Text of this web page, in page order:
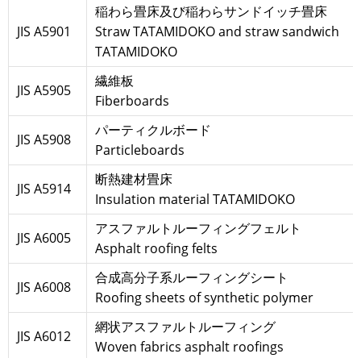
JIS A5901
稲わら畳床及び稲わらサンドイッチ畳床
Straw TATAMIDOKO and straw sandwich
TATAMIDOKO
JIS A5905
繊維板
Fiberboards
JIS A5908
パーティクルボード
Particleboards
JIS A5914
断熱建材畳床
Insulation material TATAMIDOKO
JIS A6005
アスファルトルーフィングフェルト
Asphalt roofing felts
JIS A6008
合成高分子系ルーフィングシート
Roofing sheets of synthetic polymer
JIS A6012
網状アスファルトルーフィング
Woven fabrics asphalt roofings